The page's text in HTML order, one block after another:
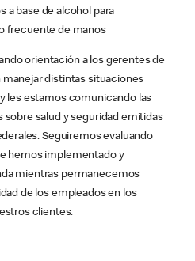
a base de alcohol para
frecuente de manos
orientación a los gerentes de
distintas situaciones
les estamos comunicando las
salud y seguridad emitidas
Seguiremos evaluando
hemos implementado y
mientras permanecemos
de los empleados en los
clientes.